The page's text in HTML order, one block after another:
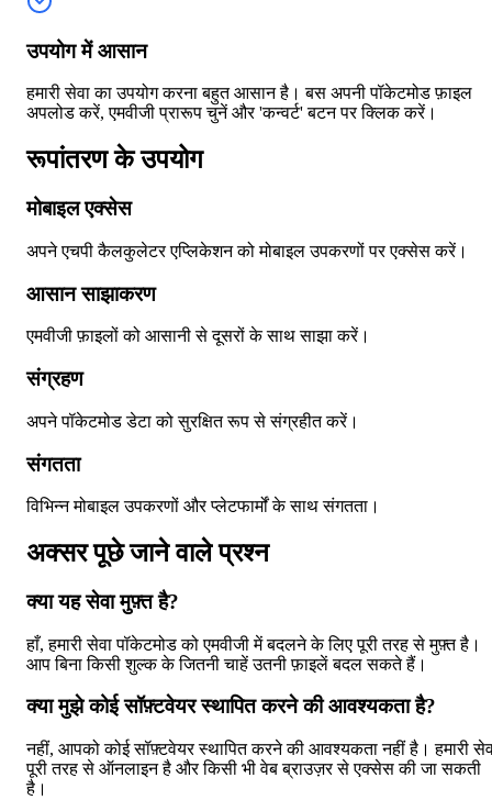
उपयोग में आसान
हमारी सेवा का उपयोग करना बहुत आसान है। बस अपनी पॉकेटमोड फ़ाइल
अपलोड करें, एमवीजी प्रारूप चुनें और 'कन्वर्ट' बटन पर क्लिक करें।
रूपांतरण के उपयोग
मोबाइल एक्सेस
अपने एचपी कैलकुलेटर एप्लिकेशन को मोबाइल उपकरणों पर एक्सेस करें।
आसान साझाकरण
एमवीजी फ़ाइलों को आसानी से दूसरों के साथ साझा करें।
संग्रहण
अपने पॉकेटमोड डेटा को सुरक्षित रूप से संग्रहीत करें।
संगतता
विभिन्न मोबाइल उपकरणों और प्लेटफार्मों के साथ संगतता।
अक्सर पूछे जाने वाले प्रश्न
क्या यह सेवा मुफ़्त है?
हाँ, हमारी सेवा पॉकेटमोड को एमवीजी में बदलने के लिए पूरी तरह से मुफ़्त है।
आप बिना किसी शुल्क के जितनी चाहें उतनी फ़ाइलें बदल सकते हैं।
क्या मुझे कोई सॉफ़्टवेयर स्थापित करने की आवश्यकता है?
नहीं, आपको कोई सॉफ़्टवेयर स्थापित करने की आवश्यकता नहीं है। हमारी
पूरी तरह से ऑनलाइन है और किसी भी वेब ब्राउज़र से एक्सेस की जा सकती
है।